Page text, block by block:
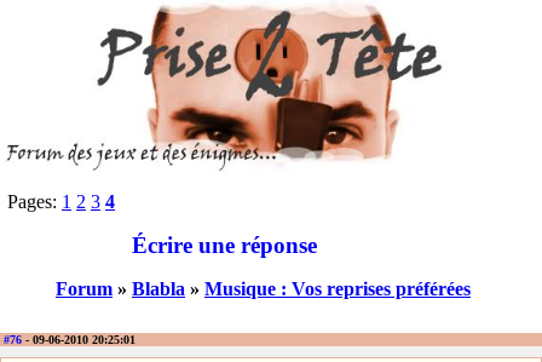
Pages: 1 2 3 4
Écrire une réponse
Forum » Blabla » Musique : Vos reprises préférées
#76 - 09-06-2010 20:25:01